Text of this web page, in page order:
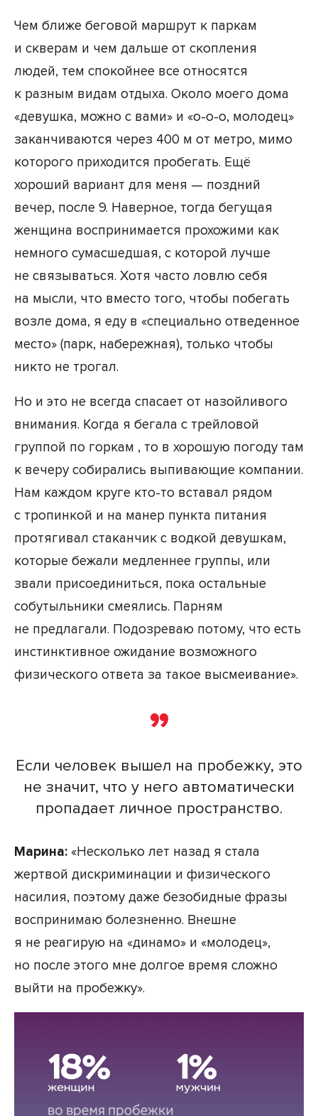
Чем ближе беговой маршрут к паркам
и скверам и чем дальше от скопления
людей, тем спокойнее все относятся
к разным видам отдыха. Около моего дома
«девушка, можно с вами» и «о-о-о, молодец»
заканчиваются через 400 м от метро, мимо
которого приходится пробегать. Ещё
хороший вариант для меня — поздний
вечер, после 9. Наверное, тогда бегущая
женщина воспринимается прохожими как
немного сумасшедшая, с которой лучше
не связываться. Хотя часто ловлю себя
на мысли, что вместо того, чтобы побегать
возле дома, я еду в «специально отведенное
место» (парк, набережная), только чтобы
никто не трогал.
Но и это не всегда спасает от назойливого
внимания. Когда я бегала с трейловой
группой по горкам , то в хорошую погоду там
к вечеру собирались выпивающие компании.
Нам каждом круге кто-то вставал рядом
с тропинкой и на манер пункта питания
протягивал стаканчик с водкой девушкам,
которые бежали медленнее группы, или
звали присоединиться, пока остальные
собутыльники смеялись. Парням
не предлагали. Подозреваю потому, что есть
инстинктивное ожидание возможного
физического ответа за такое высмеивание».
Если человек вышел на пробежку, это
не значит, что у него автоматически
пропадает личное пространство.
Марина: «Несколько лет назад я стала
жертвой дискриминации и физического
насилия, поэтому даже безобидные фразы
воспринимаю болезненно. Внешне
я не реагирую на «динамо» и «молодец»,
но после этого мне долгое время сложно
выйти на пробежку».